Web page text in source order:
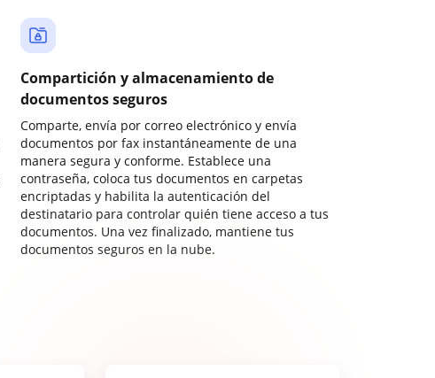
Compartición y almacenamiento de
documentos seguros
Comparte, envía por correo electrónico y envía
documentos por fax instantáneamente de una
manera segura y conforme. Establece una
contraseña, coloca tus documentos en carpetas
encriptadas y habilita la autenticación del
destinatario para controlar quién tiene acceso a tus
documentos. Una vez finalizado, mantiene tus
documentos seguros en la nube.